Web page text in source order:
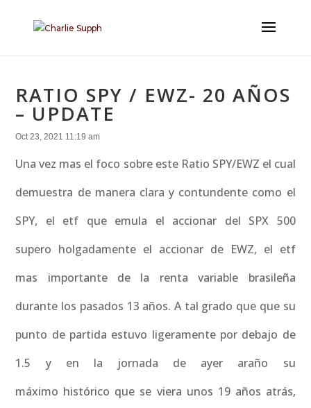
RATIO SPY / EWZ- 20 AÑOS
– UPDATE
Oct 23, 2021 11:19 am
Una vez mas el foco sobre este Ratio SPY/EWZ el cual
demuestra de manera clara y contundente como el
SPY, el etf que emula el accionar del SPX 500
supero holgadamente el accionar de EWZ, el etf
mas importante de la renta variable brasileña
durante los pasados 13 años. A tal grado que que su
punto de partida estuvo ligeramente por debajo de
1.5 y en la jornada de ayer araño su
máximo histórico que se viera unos 19 años atrás,